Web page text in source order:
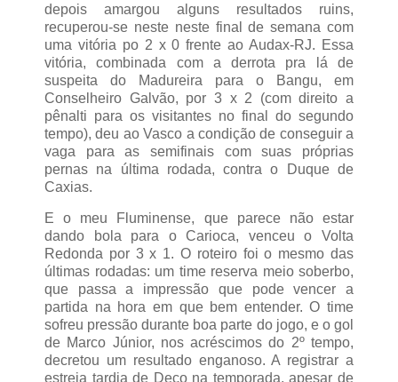
depois amargou alguns resultados ruins,
recuperou-se neste neste final de semana com
uma vitória po 2 x 0 frente ao Audax-RJ. Essa
vitória, combinada com a derrota pra lá de
suspeita do Madureira para o Bangu, em
Conselheiro Galvão, por 3 x 2 (com direito a
pênalti para os visitantes no final do segundo
tempo), deu ao Vasco a condição de conseguir a
vaga para as semifinais com suas próprias
pernas na última rodada, contra o Duque de
Caxias.
E o meu Fluminense, que parece não estar
dando bola para o Carioca, venceu o Volta
Redonda por 3 x 1. O roteiro foi o mesmo das
últimas rodadas: um time reserva meio soberbo,
que passa a impressão que pode vencer a
partida na hora em que bem entender. O time
sofreu pressão durante boa parte do jogo, e o gol
de Marco Júnior, nos acréscimos do 2º tempo,
decretou um resultado enganoso. A registrar a
estreia tardia de Deco na temporada, apesar de